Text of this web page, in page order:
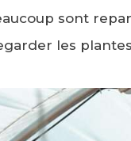
sont
les plantes